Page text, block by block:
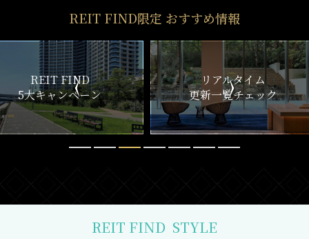
REIT FIND限定 おすすめ情報
ン
リアルタイム
更新一覧チェック
新
REIT FIND STYLE